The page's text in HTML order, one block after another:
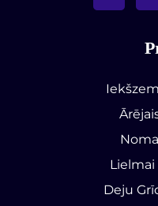
Lielmai
Deju